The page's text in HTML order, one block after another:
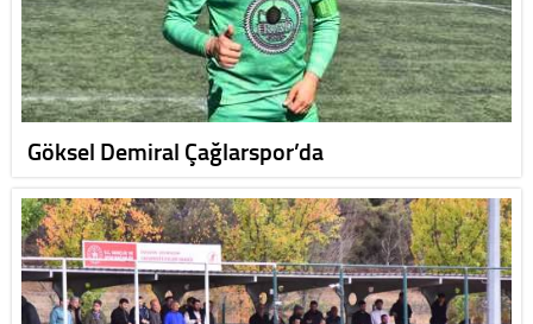
Göksel Demiral Çağlarspor’da